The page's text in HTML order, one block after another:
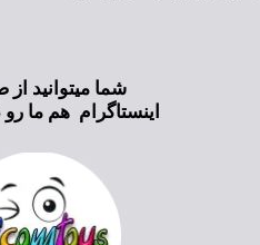
شما میتوانید
اینستاگرام هم ما رو